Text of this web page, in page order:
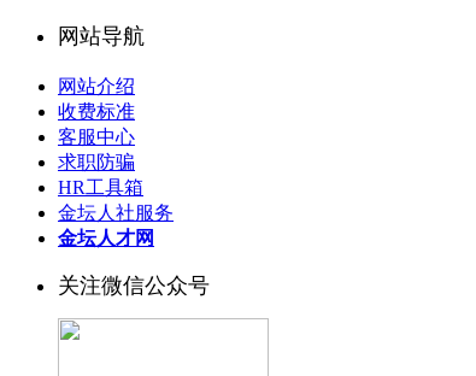
网站导航
网站介绍
收费标准
客服中心
求职防骗
HR工具箱
金坛人社服务
金坛人才网
关注微信公众号